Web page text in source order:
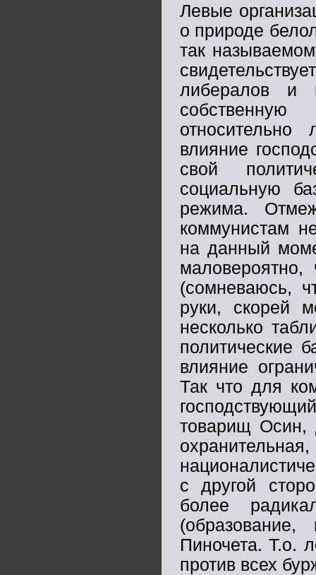
Левые
о природе
так
либералов и
влияние
свой
социальную
режима.
коммунистам
на данный
(сомневаюсь,
руки, скорей
несколько
политические
влияние
Так что для
товарищ Осин,
с другой
более
Пиночета. Т.о.
против всех